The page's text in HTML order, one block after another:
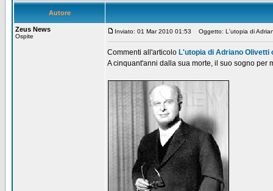
Autore
Zeus News
Ospite
Inviato: 01 Mar 2010 01:53 Oggetto: L'utopia di
Commenti all'articolo L'utopia di Adriano Olivetti
A cinquant'anni dalla sua morte, il suo sogno per